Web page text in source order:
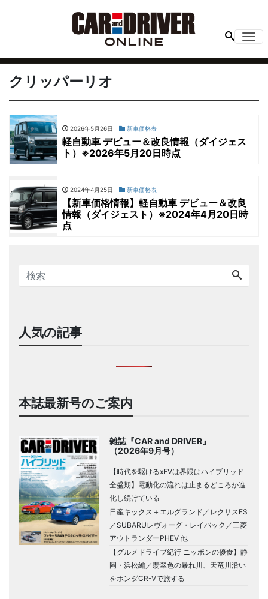
クリッパーリオ
2026年5月26日 新車価格表
軽自動車 デビュー＆改良情報（ダイジェス
ト）※2026年5月20日時点
2024年4月25日 新車価格表
【新車価格情報】軽自動車 デビュー＆改良
情報（ダイジェスト）※2024年4月20日時
点
人気の記事
本誌最新号のご案内
雑誌『CAR and DRIVER』
（2026年9月号）
【時代を駆けるxEVは界隈はハイブリッド
全盛期】電動化の流れは止まるどころか進
化し続けている
日産キックス＋エルグランド／レクサスES
／SUBARUレヴォーグ・レイバック／三菱
アウトランダーPHEV 他
【グルメドライブ紀行 ニッポンの優食】静
岡・浜松編／翡翠色の暴れ川、天竜川沿い
をホンダCR-Vで旅する